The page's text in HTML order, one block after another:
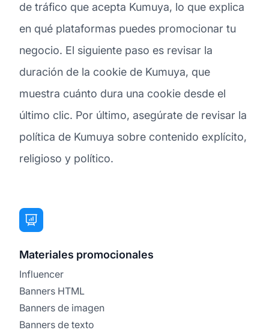
de tráfico que acepta Kumuya, lo que explica
en qué plataformas puedes promocionar tu
negocio. El siguiente paso es revisar la
duración de la cookie de Kumuya, que
muestra cuánto dura una cookie desde el
último clic. Por último, asegúrate de revisar la
política de Kumuya sobre contenido explícito,
religioso y político.
Materiales promocionales
Influencer
Banners HTML
Banners de imagen
Banners de texto